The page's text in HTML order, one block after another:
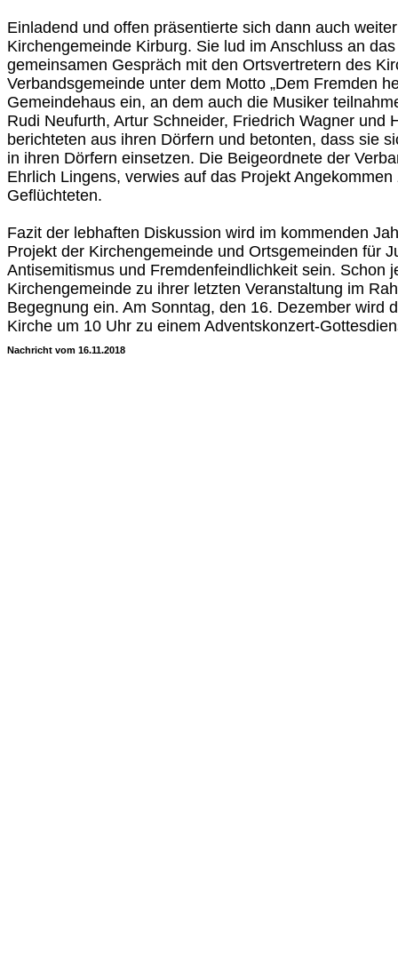
Einladend und offen präsentierte sich dann auch
Kirchengemeinde Kirburg. Sie lud im Anschluss an
gemeinsamen Gespräch mit den Ortsvertretern des
Verbandsgemeinde unter dem Motto „Dem Fremden
Gemeindehaus ein, an dem auch die Musiker
Rudi Neufurth, Artur Schneider, Friedrich Wagner und
berichteten aus ihren Dörfern und betonten, dass sie
in ihren Dörfern einsetzen. Die Beigeordnete der
Ehrlich Lingens, verwies auf das Projekt
Geflüchteten.
Fazit der lebhaften Diskussion wird im kommenden
Projekt der Kirchengemeinde und Ortsgemeinden für
Antisemitismus und Fremdenfeindlichkeit sein. Schon
Kirchengemeinde zu ihrer letzten Veranstaltung im
Begegnung ein. Am Sonntag, den 16. Dezember wird
Kirche um 10 Uhr zu einem Adventskonzert-
Nachricht vom 16.11.2018